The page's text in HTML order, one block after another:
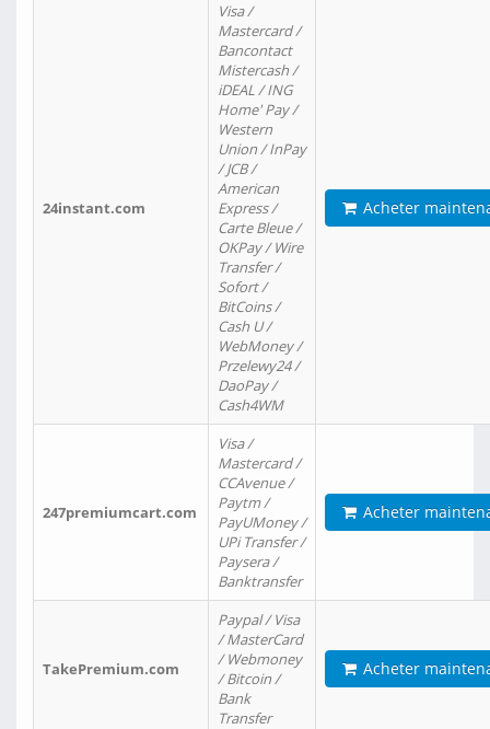
24instant.com
Visa /
Mastercard /
Bancontact
Mistercash /
iDEAL / ING
Home' Pay /
Western
Union / InPay
/ JCB /
American
Express /
Carte Bleue /
OKPay / Wire
Transfer /
Sofort /
BitCoins /
Cash U /
WebMoney /
Przelewy24 /
DaoPay /
Cash4WM
Acheter
247premiumcart.com
Visa /
Mastercard /
CCAvenue /
Paytm /
PayUMoney /
UPi Transfer /
Paysera /
Banktransfer
Acheter
TakePremium.com
Paypal / Visa
/ MasterCard
/ Webmoney
/ Bitcoin /
Bank
Transfer
Acheter